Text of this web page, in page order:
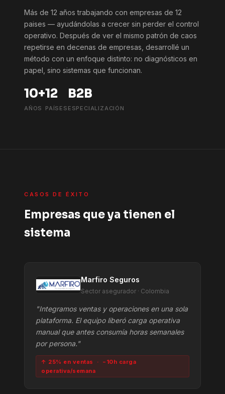
Más de 12 años trabajando con empresas de 12
paises — ayudándolas a crecer sin perder el control
operativo. Después de ver el mismo patrón de caos
repetirse en decenas de empresas, desarrollé un
método con un enfoque distinto: no diagnósticos en
papel, sino sistemas que funcionan.
10+
AÑOS
12
PAÍSES
B2B
ESPECIALIZACIÓN
CASOS DE ÉXITO
Empresas que ya tienen el
sistema
Marfiro Seguros
Sector asegurador · Colombia
"Integramos ventas y operaciones en una sola
plataforma. El equipo liberó carga operativa
manual que antes consumía horas semanales
por persona."
↑ 25% en ventas · −10h carga
operativa/semana